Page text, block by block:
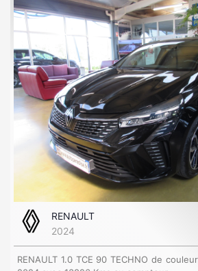
RENAULT
2024
RENAULT 1.0 TCE 90 TECHNO de